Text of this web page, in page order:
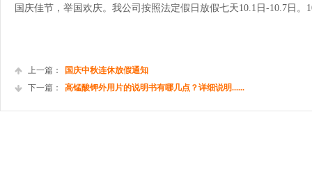
国庆佳节，举国欢庆。我公司按照法定假日放假七天10.1日-10.7日
上一篇：
国庆中秋连休放假通知
下一篇：
高锰酸钾外用片的说明书有哪几点？详细说明......